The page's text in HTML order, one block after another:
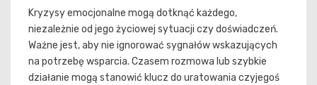
Kryzysy emocjonalne mogą dotknąć każdego,
niezależnie od jego życiowej sytuacji czy doświadczeń.
Ważne jest, aby nie ignorować sygnałów wskazujących
na potrzebę wsparcia. Czasem rozmowa lub szybkie
działanie mogą stanowić klucz do uratowania czyjegoś